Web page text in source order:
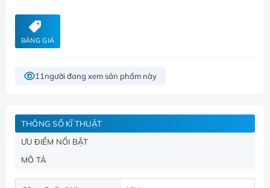
BẢNG GIÁ
11 người đang xem sản phẩm này
THÔNG SỐ KĨ THUẬT
ƯU ĐIỂM NỔI BẬT
MÔ TẢ